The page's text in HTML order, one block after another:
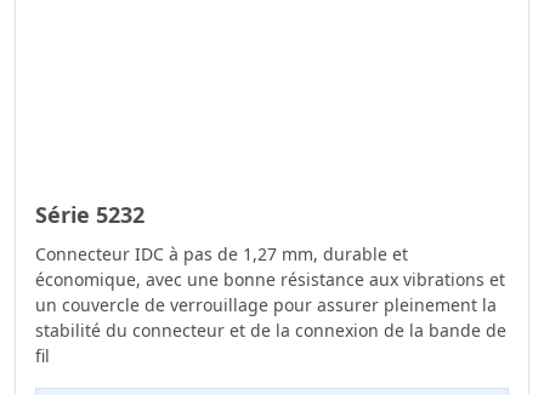
Série 5232
Connecteur IDC à pas de 1,27 mm, durable et
économique, avec une bonne résistance aux vibrations et
un couvercle de verrouillage pour assurer pleinement la
stabilité du connecteur et de la connexion de la bande de
fil